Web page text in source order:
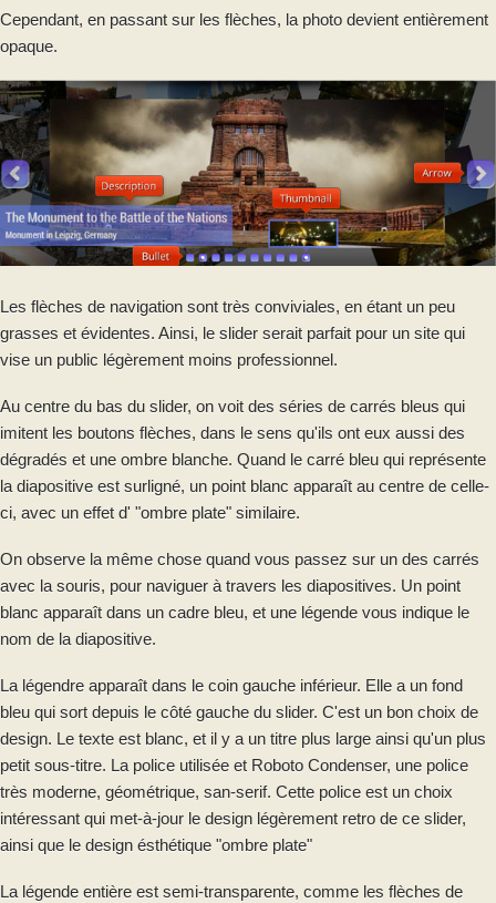
Cependant, en passant sur les flèches, la photo devient entièrement
opaque.
Les flèches de navigation sont très conviviales, en étant un peu
grasses et évidentes. Ainsi, le slider serait parfait pour un site qui
vise un public légèrement moins professionnel.
Au centre du bas du slider, on voit des séries de carrés bleus qui
imitent les boutons flèches, dans le sens qu'ils ont eux aussi des
dégradés et une ombre blanche. Quand le carré bleu qui représente
la diapositive est surligné, un point blanc apparaît au centre de celle-
ci, avec un effet d' "ombre plate" similaire.
On observe la même chose quand vous passez sur un des carrés
avec la souris, pour naviguer à travers les diapositives. Un point
blanc apparaît dans un cadre bleu, et une légende vous indique le
nom de la diapositive.
La légendre apparaît dans le coin gauche inférieur. Elle a un fond
bleu qui sort depuis le côté gauche du slider. C'est un bon choix de
design. Le texte est blanc, et il y a un titre plus large ainsi qu'un plus
petit sous-titre. La police utilisée et Roboto Condenser, une police
très moderne, géométrique, san-serif. Cette police est un choix
intéressant qui met-à-jour le design légèrement retro de ce slider,
ainsi que le design ésthétique "ombre plate"
La légende entière est semi-transparente, comme les flèches de